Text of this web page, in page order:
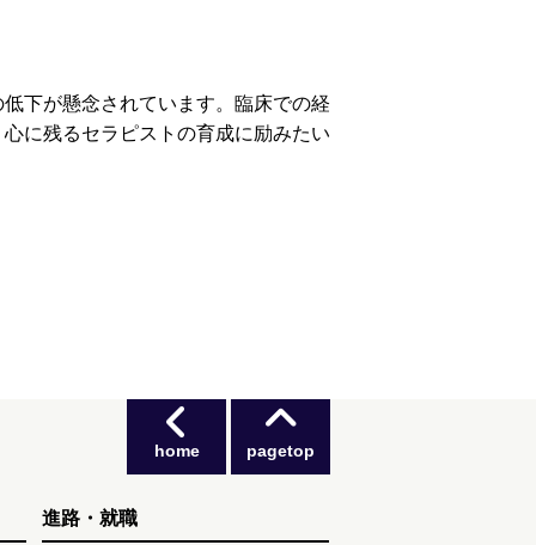
下が懸念されています。臨床での経
に残るセラピストの育成に励みたい
pagetop
home
進路・就職